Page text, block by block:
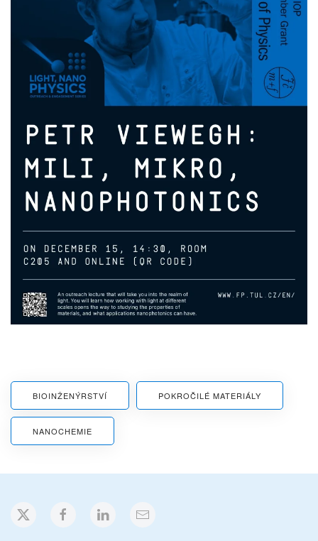
BIOINŽENÝRSTVÍ POKROČILÉ MATERIÁLY
NANOCHEMIE